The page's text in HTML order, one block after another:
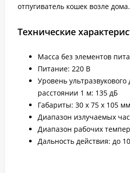
отпугиватель кошек возле дома.
Технические
Масса без элементов
Питание: 220 В
Уровень
расстоянии 1 м: 135 дБ
Габариты: 30 х 75 х 105 мм
Диапазон излучаемых
Диапазон рабочих
Дальность действия: до